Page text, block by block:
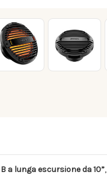
a lunga escursione da 10”,